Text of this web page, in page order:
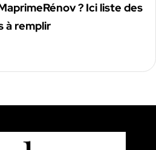
? Ici liste des
à remplir